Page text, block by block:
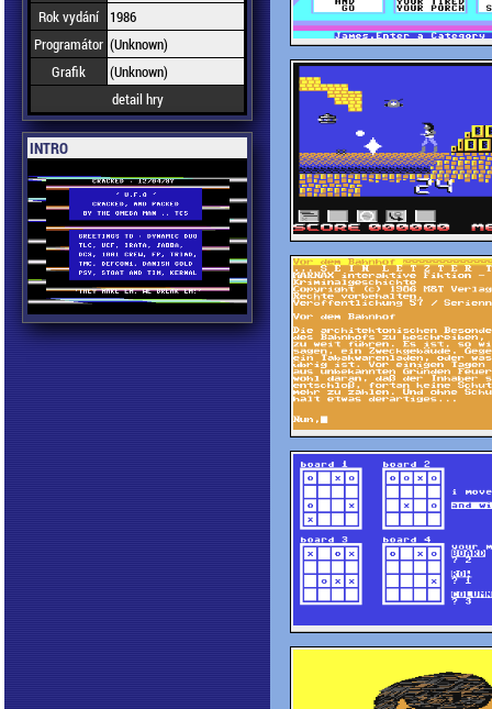
Rok vydání
1986
Programátor (Unknown)
Grafik
(Unknown)
detail hry
INTRO